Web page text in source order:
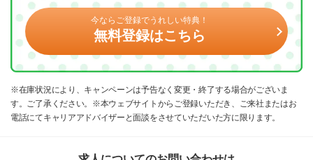
今ならご登録でうれしい特典！
無料登録はこちら
※在庫状況により、キャンペーンは予告なく変更・終了する場合がございま
す。ご了承ください。※本ウェブサイトからご登録いただき、ご来社またはお
電話にてキャリアアドバイザーと面談をさせていただいた方に限ります。